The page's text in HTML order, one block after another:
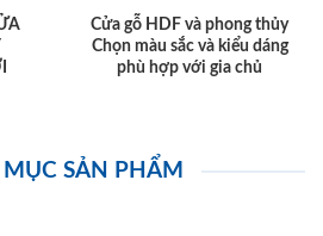
Cửa gỗ HDF và phong thủy
Chọn màu sắc và kiểu dáng
phù hợp với gia chủ
SẢN PHẨM